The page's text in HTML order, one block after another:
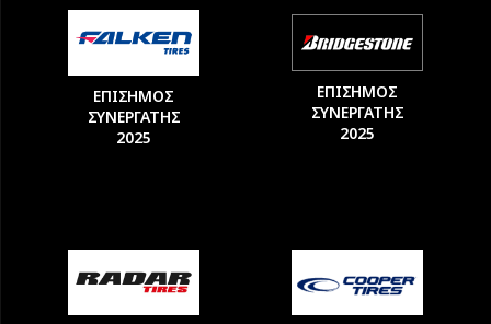
ΕΠΙΣΗΜΟΣ
ΣΥΝΕΡΓΑΤΗΣ
2025
ΕΠΙΣΗΜΟΣ
ΣΥΝΕΡΓΑΤΗΣ
2025